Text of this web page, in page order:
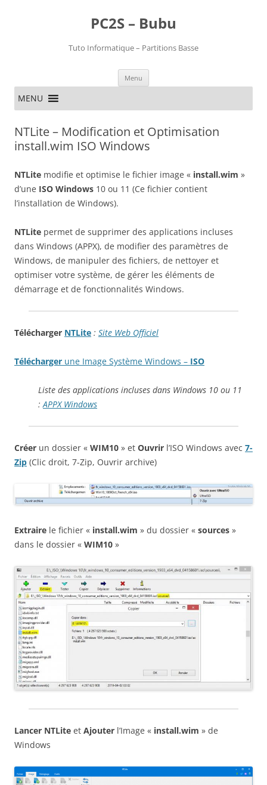
PC2S – Bubu
Tuto Informatique – Partitions Basse
Menu
contenu
MENU
NTLite – Modification et Optimisation
install.wim ISO Windows
NTLite modifie et optimise le fichier image « install.wim »
d’une ISO Windows 10 ou 11 (Ce fichier contient
l’installation de Windows).
NTLite permet de supprimer des applications incluses
dans Windows (APPX), de modifier des paramètres de
Windows, de manipuler des fichiers, de nettoyer et
optimiser votre système, de gérer les éléments de
démarrage et de fonctionnalités Windows.
Télécharger NTLite : Site Web Officiel
Télécharger une Image Système Windows – ISO
Liste des applications incluses dans Windows 10 ou 11
:APPX Windows
Créer un dossier « WIM10 » et Ouvrir l’ISO Windows avec 7-
Zip (Clic droit, 7-Zip, Ouvrir archive)
Extraire le fichier « install.wim » du dossier « sources »
dans le dossier « WIM10 »
Lancer NTLite et Ajouter l’Image « install.wim » de
Windows